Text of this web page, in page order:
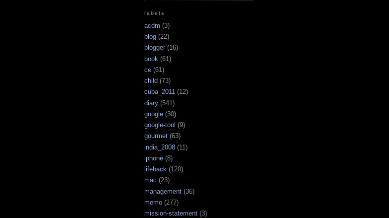
labels
acdm (3)
blog (22)
blogger (16)
book (61)
ce (61)
child (73)
cuba_2011 (12)
diary (541)
google (30)
google-tool (9)
gourmet (63)
india_2008 (11)
iphone (8)
lifehack (120)
mac (23)
management (36)
memo (277)
mission-statement (3)